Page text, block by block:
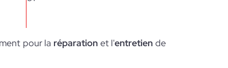
pour la réparation et l'entretien de